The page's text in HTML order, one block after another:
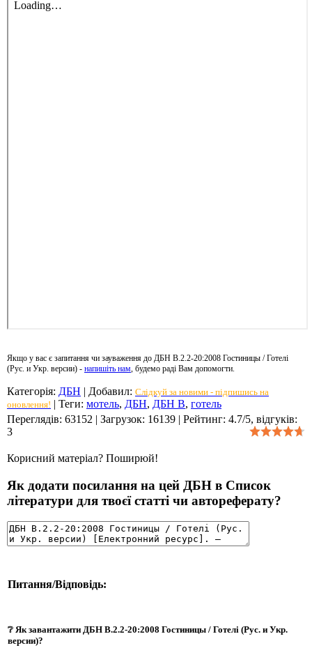
Якщо у вас є запитання чи зауваження до ДБН В.2.2-20:2008 Гостиницы / Готелі
(Рус. и Укр. версии) - напишіть нам , будемо раді Вам допомогти.
Категорія: ДБН | Добавил: Слідкуй за новими - підпишись на
оновлення! | Теги: мотель, ДБН, ДБН В, готель
Переглядів: 63152 | Загрузок: 16139 | Рейтинг: 4.7/5, відгуків:
3
Корисний матеріал? Поширюй!
Як додати посилання на цей ДБН в Список
літератури для твоєї статті чи автореферату?
Питання/Відповідь:
❔ Як завантажити ДБН В.2.2-20:2008 Гостиницы / Готелі (Рус. и Укр.
версии)?